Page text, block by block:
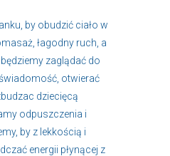
by obudzić ciało w
łagodny ruch, a
zaglądać do
otwierać
dziecięcą
odpuszczenia i
by z lekkością i
energii płynącej z